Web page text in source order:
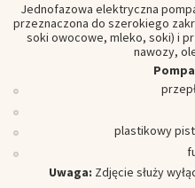
Jednofazowa elektryczna
przeznaczona do szerokiego
soki owocowe, mleko, soki) i
nawozy,
plastikowy
Uwaga: Zdjęcie służy